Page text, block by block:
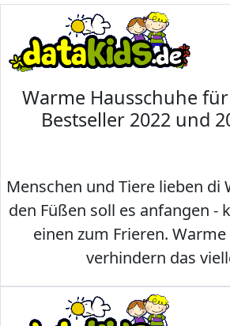
Warme Hausschuhe
Bestseller 2022 und
Menschen und Tiere lieben di
den Füßen soll es anfangen -
einen zum Frieren.
verhindern das